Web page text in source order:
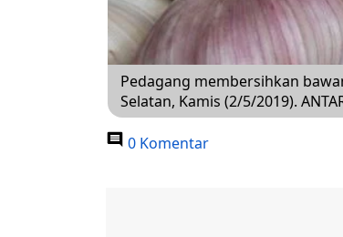
Pedagang membersihkan
Selatan, Kamis (2/5/2019).
0 Komentar